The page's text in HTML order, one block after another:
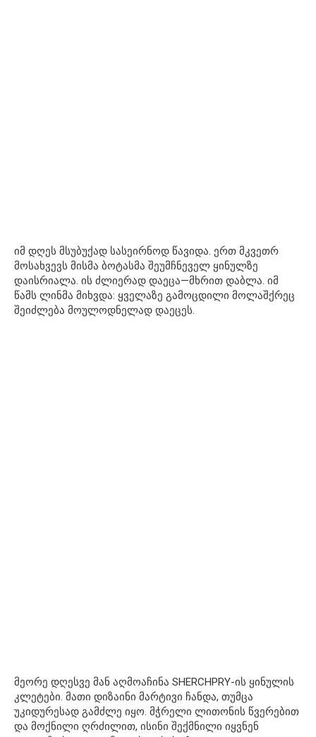
იმ დღეს მსუბუქად სასეირნოდ წავიდა. ერთ მკვეთრ
მოსახვევს მისმა ბოტასმა შეუმჩნეველ ყინულზე
დაისრიალა. ის ძლიერად დაეცა—მხრით დაბლა. იმ
წამს ლინმა მიხვდა: ყველაზე გამოცდილი მოლაშქრეც
შეიძლება მოულოდნელად დაეცეს.
მეორე დღესვე მან აღმოაჩინა SHERCHPRY-ის ყინულის
კლეტები. მათი დიზაინი მარტივი ჩანდა, თუმცა
უკიდურესად გამძლე იყო. მჭრელი ლითონის წვერებით
და მოქნილი ღრძილით, ისინი შექმნილი იყვნენ